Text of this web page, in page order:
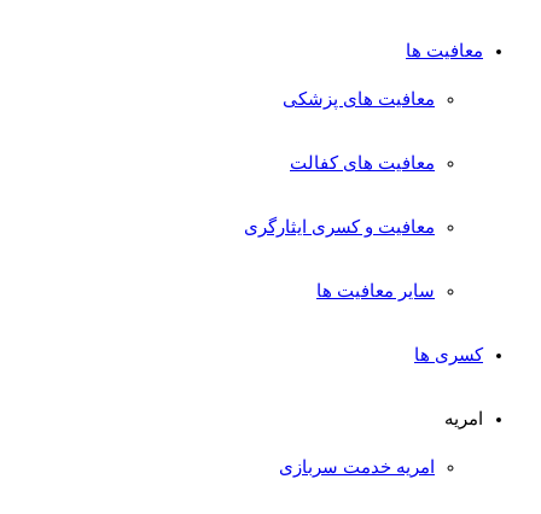
معافیت ها
معافیت های پزشکی
معافیت های کفالت
معافیت و کسری ایثارگری
سایر معافیت ها
کسری ها
امریه
امریه خدمت سربازی